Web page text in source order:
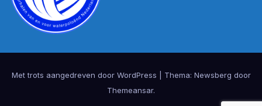
Met trots aangedreven door WordPress Thema: Newsberg door
Themeansar.